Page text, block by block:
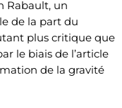
Rabault, un
de la part du
plus critique que
le biais de l’article
de la gravité